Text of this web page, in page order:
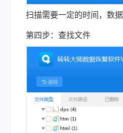
扫描需要一定的时间，数
第四步：查找文件